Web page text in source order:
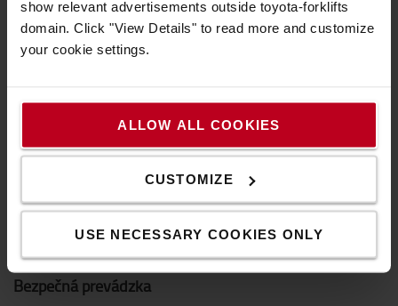
show relevant advertisements outside toyota-forklifts
domain. Click "View Details" to read more and customize
your cookie settings.
ALLOW ALL COOKIES
CUSTOMIZE
USE NECESSARY COOKIES ONLY
Bezpečná prevádzka